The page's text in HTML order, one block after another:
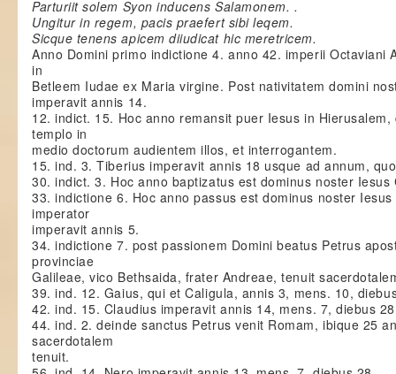
Parturiit solem Syon inducens Salamonem. .
Ungitur in regem, pacis praefert sibi leqem.
Sicque tenens apicem diiudicat hic meretricem.
Anno Domini primo indictione 4. anno 42. imperii Octaviani
in
Betleem Iudae ex Maria virgine. Post nativitatem domini
imperavit annis 14.
12. indict. 15. Hoc anno remansit puer Iesus in
templo in
medio doctorum audientem illos, et interrogantem.
15. ind. 3. Tiberius imperavit annis 18 usque ad annum,
30. indict. 3. Hoc anno baptizatus est dominus noster Iesus
33. indictione 6. Hoc anno passus est dominus noster
imperator
imperavit annis 5.
34. indictione 7. post passionem Domini beatus Petrus
provinciae
Galileae, vico Bethsaida, frater Andreae, tenuit
39. ind. 12. Gaius, qui et Caligula, annis 3, mens. 10,
42. ind. 15. Claudius imperavit annis 14, mens. 7, diebus
44. ind. 2. deinde sanctus Petrus venit Romam, ibique 25
sacerdotalem
tenuit.